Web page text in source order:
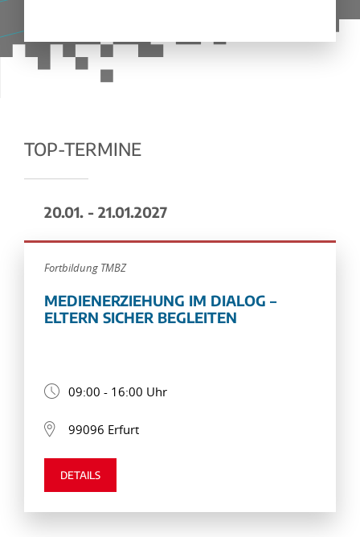
TOP-TERMINE
20.01. - 21.01.2027
Fortbildung TMBZ
MEDIENERZIEHUNG IM DIALOG –
ELTERN SICHER BEGLEITEN
09:00 - 16:00 Uhr
99096 Erfurt
DETAILS